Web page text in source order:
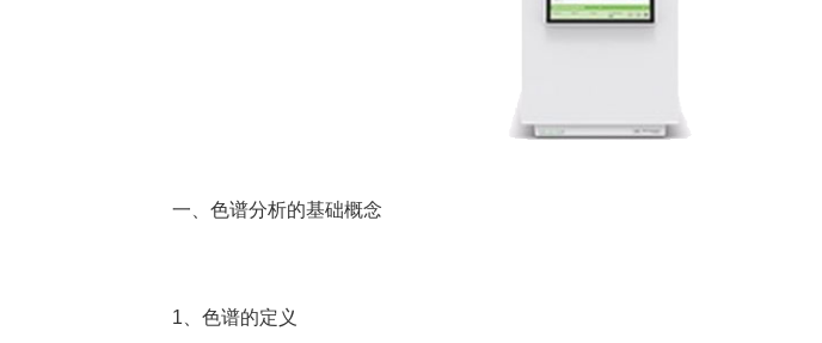
一、色谱分析的基础概念
1、色谱的定义